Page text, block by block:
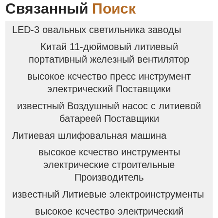
Связанный Поиск
LED-3 овальных светильника заводы
Китай 11-дюймовый литиевый
портативный железный вентилятор
высокое ксчество пресс инструмент
электрический Поставщики
известный Воздушный насос с литиевой
батареей Поставщики
Литиевая шлифовальная машина
высокое ксчество инструменты
электрические строительные
Производитель
известный Литиевые электроинструменты
высокое ксчество электрический